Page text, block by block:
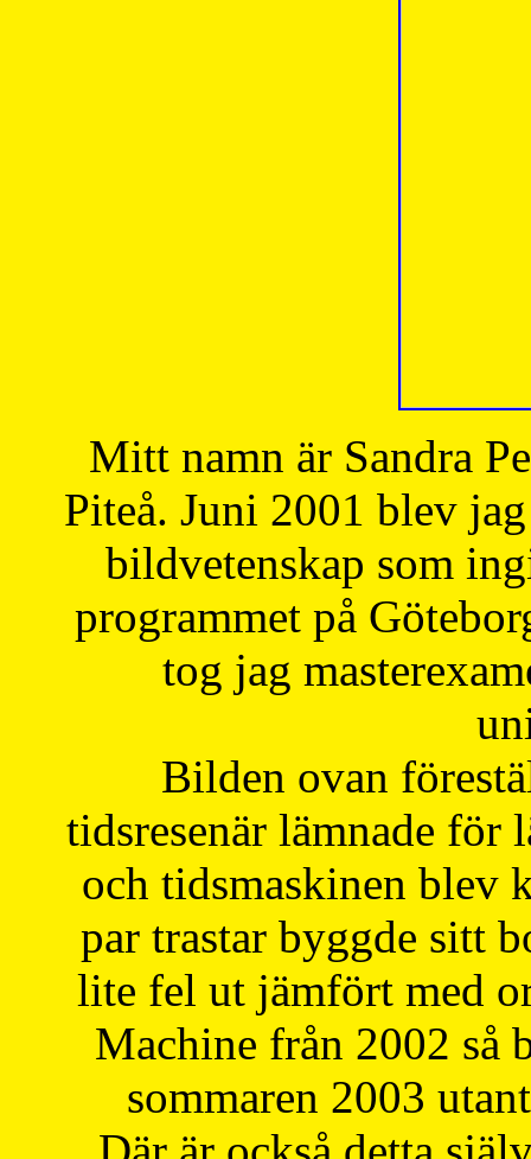
Mitt namn är Sandra
Piteå. Juni 2001 blev
bildvetenskap som
programmet på
tog jag
Bilden ovan
tidsresenär lämnade för
och tidsmaskinen blev
par trastar byggde sitt
lite fel ut jämfört med
Machine från 2002 så
sommaren 2003